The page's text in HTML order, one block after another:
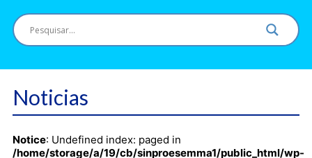
Noticias
Notice: Undefined index: paged in
/home/storage/a/19/cb/sinproesemma1/public_html/wp-